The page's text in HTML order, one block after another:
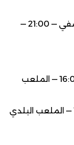
• الدفاع الحسني الجديدي × أولمبيك آسفي — 21:00 —
• أولمبيك الدشيرة × الرجاء الرياضي — 16:00 — الملعب
• نهضة بركان × نهضة الزمامرة — 18:00 — الملعب البلدي